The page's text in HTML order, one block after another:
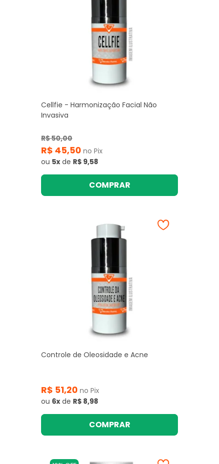
Cellfie - Harmonização Facial Não
Invasiva
R$ 50,00
R$ 45,50 no Pix
ou 5x de R$ 9,58
COMPRAR
Controle de Oleosidade e Acne
R$ 51,20 no Pix
ou 6x de R$ 8,98
COMPRAR